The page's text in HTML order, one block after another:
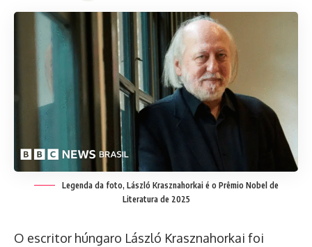
Legenda da foto, László Krasznahorkai é o Prêmio Nobel de
Literatura de 2025
O escritor húngaro László Krasznahorkai foi